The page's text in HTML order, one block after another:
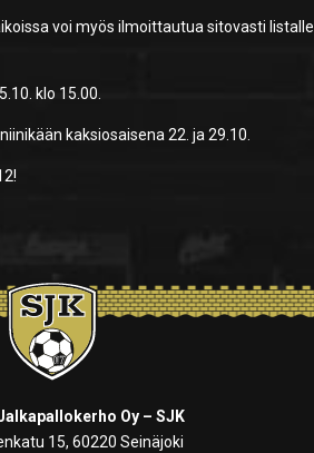
voi myös ilmoittautua sitovasti listalle
klo 15.00.
kaksiosaisena 22. ja 29.10.
Oy – SJK
15, 60220 Seinäjoki